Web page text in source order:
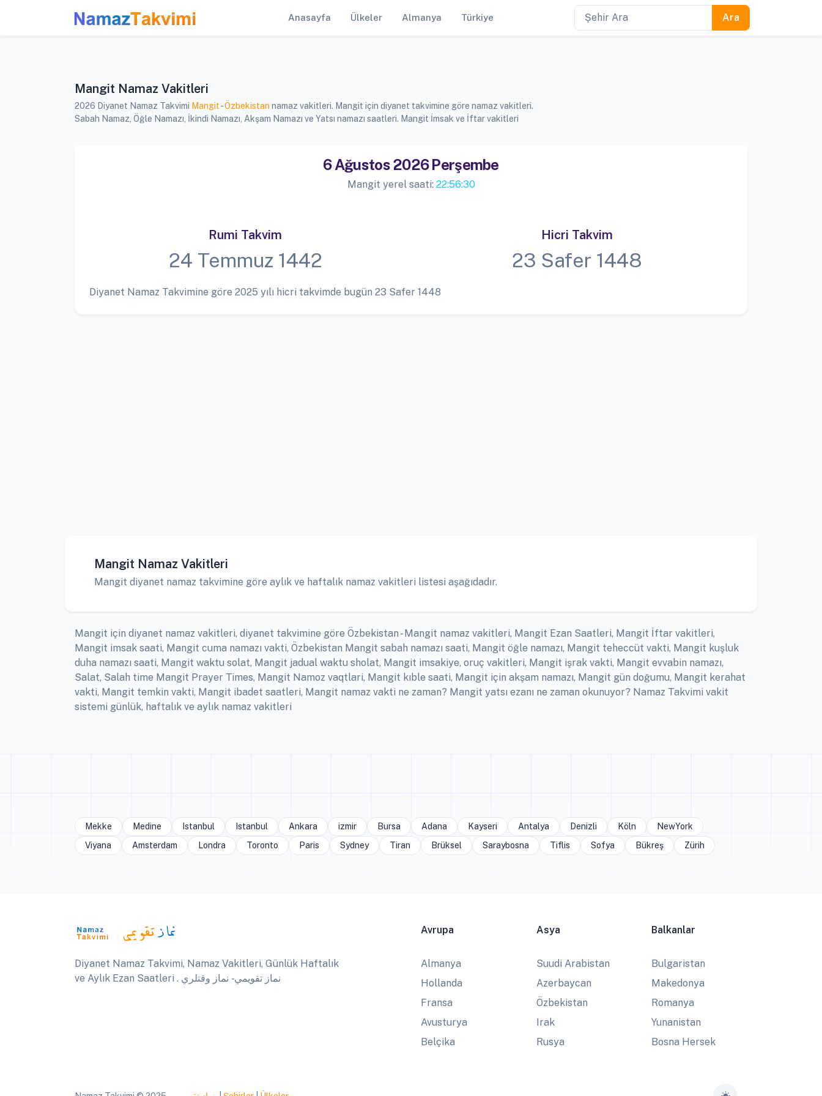
Anasayfa Ülkeler Almanya Türkiye
Mangit Namaz Vakitleri
2026 Diyanet Namaz Takvimi Mangit-Özbekistan namaz vakitleri. Mangit için diyanet takvimine göre namaz vakitleri.
Sabah Namaz, Öğle Namazı, İkindi Namazı, Akşam Namazı ve Yatsı namazı saatleri. Mangit İmsak ve İftar vakitleri
6 Ağustos 2026 Perşembe
Mangit yerel saati:22:56:31
Rumi Takvim
24 Temmuz 1442
Hicri Takvim
23 Safer 1448
Diyanet Namaz Takvimine göre 2025 yılı hicri takvimde bugün 23 Safer 1448
Mangit Namaz Vakitleri
Mangit diyanet namaz takvimine göre aylık ve haftalık namaz vakitleri listesi aşağıdadır.
Mangit için diyanet namaz vakitleri, diyanet takvimine göre Özbekistan - Mangit namaz vakitleri, Mangit Ezan Saatleri, Mangit İftar vakitleri,
Mangit imsak saati, Mangit cuma namazı vakti, Özbekistan Mangit sabah namazı saati, Mangit öğle namazı, Mangit teheccüt vakti, Mangit kuşluk
duha namazı saati, Mangit waktu solat, Mangit jadual waktu sholat, Mangit imsakiye, oruç vakitleri, Mangit işrak vakti, Mangit evvabin namazı,
Salat, Salah time Mangit Prayer Times, Mangit Namoz vaqtlari, Mangit kıble saati, Mangit için akşam namazı, Mangit gün doğumu, Mangit kerahat
vakti, Mangit temkin vakti, Mangit ibadet saatleri, Mangit namaz vakti ne zaman? Mangit yatsı ezanı ne zaman okunuyor? Namaz Takvimi vakit
sistemi günlük, haftalık ve aylık namaz vakitleri
Mekke Medine Istanbul Istanbul Ankara izmir Bursa Adana Kayseri Antalya Denizli Köln
NewYork
Viyana
Amsterdam Londra Toronto Paris Sydney Tiran Brüksel Saraybosna Tiflis Sofya Bükreş Zürih
Diyanet Namaz Takvimi, Namaz Vakitleri, Günlük Haftalık
ve Aylık Ezan Saatleri . نماز تقويمي - نماز وقتلري
Avrupa
Almanya
Hollanda
Fransa
Avusturya
Belçika
Asya
Suudi Arabistan
Azerbaycan
Özbekistan
Irak
Rusya
Balkanlar
Bulgaristan
Makedonya
Romanya
Yunanistan
Bosna Hersek